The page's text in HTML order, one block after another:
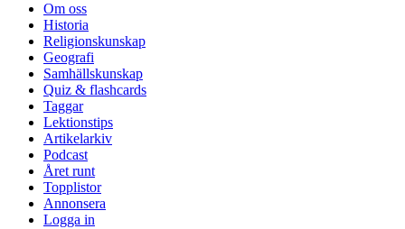
Om oss
Historia
Religionskunskap
Geografi
Samhällskunskap
Quiz & flashcards
Taggar
Lektionstips
Artikelarkiv
Podcast
Året runt
Topplistor
Annonsera
Logga in